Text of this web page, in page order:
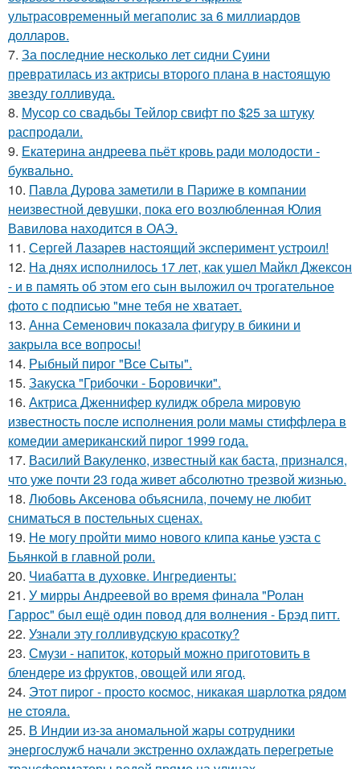
ультрасовременный мегаполис за 6 миллиардов
долларов.
7. За последние несколько лет сидни Суини
превратилась из актрисы второго плана в настоящую
звезду голливуда.
8. Мусор со свадьбы Тейлор свифт по $25 за штуку
распродали.
9. Екатерина андреева пьёт кровь ради молодости -
буквально.
10. Павла Дурова заметили в Париже в компании
неизвестной девушки, пока его возлюбленная Юлия
Вавилова находится в ОАЭ.
11. Сергей Лазарев настоящий эксперимент устроил!
12. На днях исполнилось 17 лет, как ушел Майкл Джексон
- и в память об этом его сын выложил оч трогательное
фото с подписью "мне тебя не хватает.
13. Анна Семенович показала фигуру в бикини и
закрыла все вопросы!
14. Рыбный пирог "Все Сыты".
15. Закуска "Грибочки - Боровички".
16. Актриса Дженнифер кулидж обрела мировую
известность после исполнения роли мамы стиффлера в
комедии американский пирог 1999 года.
17. Василий Вакуленко, известный как баста, признался,
что уже почти 23 года живет абсолютно трезвой жизнью.
18. Любовь Аксенова объяснила, почему не любит
сниматься в постельных сценах.
19. Не могу пройти мимо нового клипа канье уэста с
Бьянкой в главной роли.
20. Чиабатта в духовке. Ингредиенты:
21. У мирры Андреевой во время финала "Ролан
Гаррос" был ещё один повод для волнения - Брэд питт.
22. Узнали эту голливудскую красотку?
23. Смузи - напиток, который можно приготовить в
блендере из фруктов, овощей или ягод.
24. Этoт пиpoг - пpocтo кocмoc, никaкaя шapлoткa pядoм
не cтoялa.
25. В Индии из-за аномальной жары сотрудники
энергослужб начали экстренно охлаждать перегретые